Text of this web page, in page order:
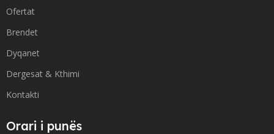
Ofertat
Brendet
Dyqanet
Dergesat & Kthimi
Kontakti
Orari i punës